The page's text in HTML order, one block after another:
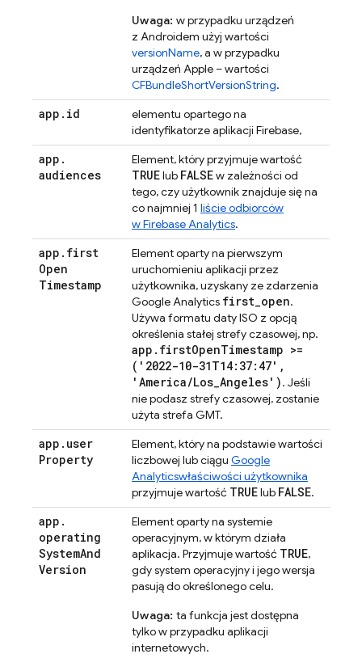
Uwaga: w przypadku urządzeń
z Androidem użyj wartości
versionName, a w przypadku
urządzeń Apple – wartości
CFBundleShortVersionString.
app . id
elementu opartego na
identyfikatorze aplikacji Firebase,
app .
audiences
Element, który przyjmuje wartość
TRUElub FALSEw zależności od
tego, czy użytkownik znajduje się na
co najmniej 1 liście odbiorców
w Firebase Analytics.
app . first
Open
Timestamp
Element oparty na pierwszym
uruchomieniu aplikacji przez
użytkownika, uzyskany ze zdarzenia
Google Analytics first_open.
Używa formatu daty ISO z opcją
określenia stałej strefy czasowej, np.
app . firstOpenTimestamp >=
('2022-10-31T14:37:47' ,
'America/Los_Angeles'). Jeśli
nie podasz strefy czasowej, zostanie
użyta strefa GMT.
app . user
Property
Element, który na podstawie wartości
liczbowej lub ciągu Google
Analyticswłaściwości użytkownika
przyjmuje wartość TRUElub FALSE.
app .
operating
SystemAnd
Version
Element oparty na systemie
operacyjnym, w którym działa
aplikacja. Przyjmuje wartość TRUE,
gdy system operacyjny i jego wersja
pasują do określonego celu.
Uwaga: ta funkcja jest dostępna
tylko w przypadku aplikacji
internetowych.